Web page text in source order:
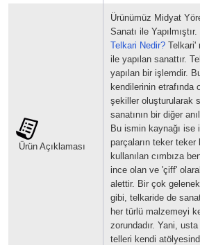
Ürün Açıklaması
Ürünümüz Midyat
Sanatı ile Yapılmıştır.
Telkari Nedir? Telkari'
ile yapılan sanattır.
yapılan bir işlemdir.
kendilerinin etrafında
şekiller oluşturularak
sanatının bir diğer
Bu ismin kaynağı ise
parçaların teker
kullanılan cımbıza
ince olan ve 'çiff'
alettir. Bir çok
gibi, telkaride de
her türlü malzemeyi
zorundadır. Yani,
telleri kendi